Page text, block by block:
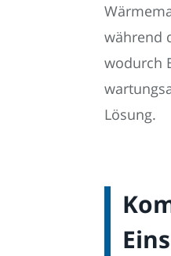
während
wodurch
Lösung.